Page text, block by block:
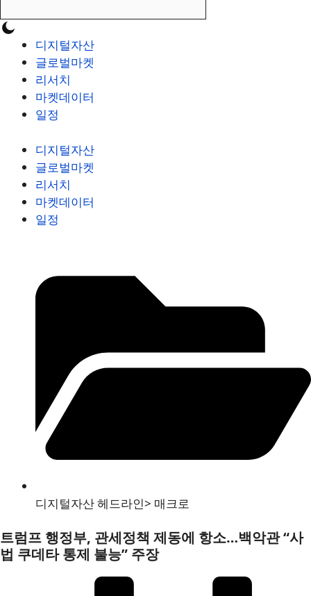
디지털자산
글로벌마켓
리서치
마켓데이터
일정
디지털자산
글로벌마켓
리서치
마켓데이터
일정
디지털자산 헤드라인> 매크로
트럼프 행정부, 관세정책 제동에 항소…백악관 “사
법 쿠데타 통제 불능” 주장